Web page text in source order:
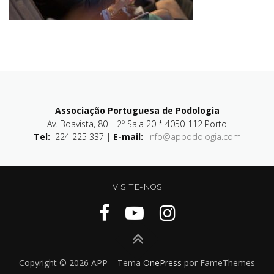
Associação Portuguesa de Podologia
Av. Boavista, 80 – 2º Sala 20 * 4050-112 Porto
Tel: 224 225 337 | E-mail: info@appodologia.com
VISITE-NOS
Copyright © 2026 APP – Tema OnePress por FameThemes